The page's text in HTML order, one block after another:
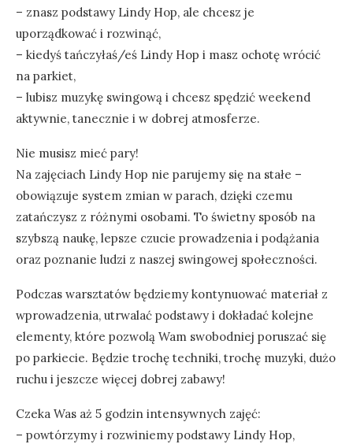
– znasz podstawy Lindy Hop, ale chcesz je
uporządkować i rozwinąć,
– kiedyś tańczyłaś/eś Lindy Hop i masz ochotę wrócić
na parkiet,
– lubisz muzykę swingową i chcesz spędzić weekend
aktywnie, tanecznie i w dobrej atmosferze.
Nie musisz mieć pary!
Na zajęciach Lindy Hop nie parujemy się na stałe –
obowiązuje system zmian w parach, dzięki czemu
zatańczysz z różnymi osobami. To świetny sposób na
szybszą naukę, lepsze czucie prowadzenia i podążania
oraz poznanie ludzi z naszej swingowej społeczności.
Podczas warsztatów będziemy kontynuować materiał z
wprowadzenia, utrwalać podstawy i dokładać kolejne
elementy, które pozwolą Wam swobodniej poruszać się
po parkiecie. Będzie trochę techniki, trochę muzyki, dużo
ruchu i jeszcze więcej dobrej zabawy!
Czeka Was aż 5 godzin intensywnych zajęć:
– powtórzymy i rozwiniemy podstawy Lindy Hop,